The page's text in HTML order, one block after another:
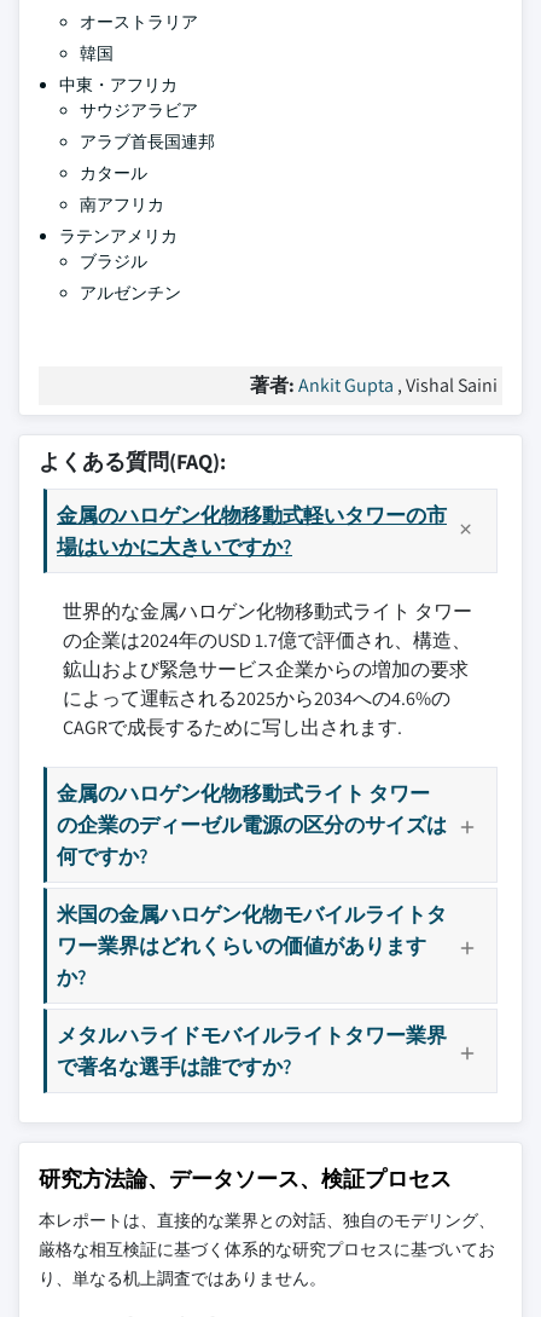
オーストラリア
韓国
中東・アフリカ
サウジアラビア
アラブ首長国連邦
カタール
南アフリカ
ラテンアメリカ
ブラジル
アルゼンチン
著者:Ankit Gupta , Vishal Saini
よくある質問(FAQ):
金属のハロゲン化物移動式軽いタワーの市
場はいかに大きいですか?
世界的な金属ハロゲン化物移動式ライト タワー
の企業は2024年のUSD 1.7億で評価され、構造、
鉱山および緊急サービス企業からの増加の要求
によって運転される2025から2034への4.6%の
CAGRで成長するために写し出されます.
金属のハロゲン化物移動式ライト タワー
の企業のディーゼル電源の区分のサイズは
何ですか?
米国の金属ハロゲン化物モバイルライトタ
ワー業界はどれくらいの価値があります
か?
メタルハライドモバイルライトタワー業界
で著名な選手は誰ですか?
研究方法論、データソース、検証プロセス
本レポートは、直接的な業界との対話、独自のモデリング、
厳格な相互検証に基づく体系的な研究プロセスに基づいてお
り、単なる机上調査ではありません。